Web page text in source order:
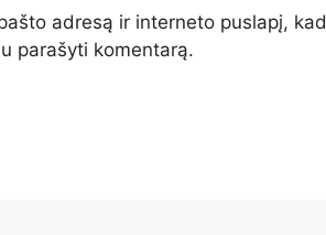
adresą ir interneto puslapį, kad
parašyti komentarą.